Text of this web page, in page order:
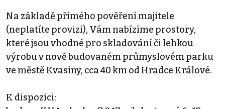
Na základě přímého pověření majitele
(neplatíte provizi), Vám nabízíme prostory,
které jsou vhodné pro skladování či lehkou
výrobu v nově budovaném průmyslovém parku
ve městě Kvasiny, cca 40 km od Hradce Králové.
K dispozici: